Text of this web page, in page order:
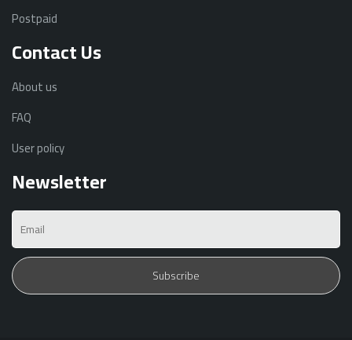
Postpaid
Contact Us
About us
FAQ
User policy
Newsletter